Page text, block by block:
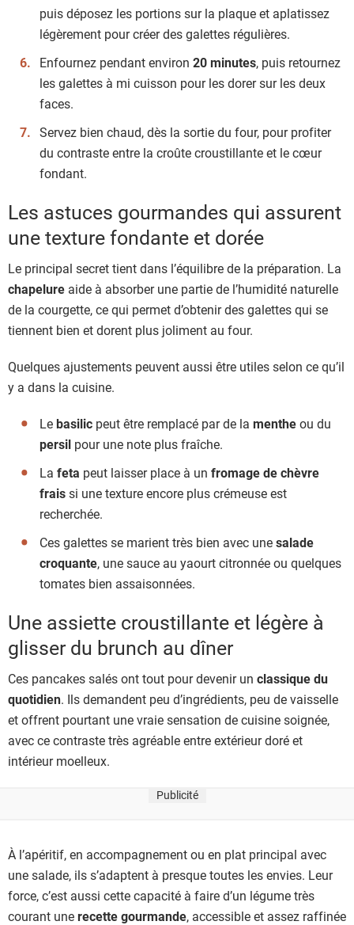
puis déposez les portions sur la plaque et aplatissez
légèrement pour créer des galettes régulières.
Enfournez pendant environ 20 minutes, puis retournez
les galettes à mi cuisson pour les dorer sur les deux
faces.
Servez bien chaud, dès la sortie du four, pour profiter
du contraste entre la croûte croustillante et le cœur
fondant.
Les astuces gourmandes qui assurent
une texture fondante et dorée
Le principal secret tient dans l’équilibre de la préparation. La
chapelure aide à absorber une partie de l’humidité naturelle
de la courgette, ce qui permet d’obtenir des galettes qui se
tiennent bien et dorent plus joliment au four.
Quelques ajustements peuvent aussi être utiles selon ce qu’il
y a dans la cuisine.
Lebasilic peut être remplacé par de la mentheou du
persil pour une note plus fraîche.
La feta peut laisser place à un fromage de chèvre
fraissi une texture encore plus crémeuse est
recherchée.
Ces galettes se marient très bien avec unesalade
croquante, une sauce au yaourt citronnée ou quelques
tomates bien assaisonnées.
Une assiette croustillante et légère à
glisser du brunch au dîner
Ces pancakes salés ont tout pour devenir un classique du
quotidien. Ils demandent peu d’ingrédients, peu de vaisselle
et offrent pourtant une vraie sensation de cuisine soignée,
avec ce contraste très agréable entre extérieur doré et
intérieur moelleux.
Publicité
À l’apéritif, en accompagnement ou en plat principal avec
une salade, ils s’adaptent à presque toutes les envies. Leur
force, c’est aussi cette capacité à faire d’un légume très
courant unerecette gourmande, accessible et assez raffinée